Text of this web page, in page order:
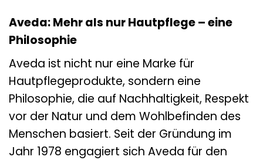
Aveda: Mehr als nur Hautpflege – eine
Philosophie
Aveda ist nicht nur eine Marke für
Hautpflegeprodukte, sondern eine
Philosophie, die auf Nachhaltigkeit, Respekt
vor der Natur und dem Wohlbefinden des
Menschen basiert. Seit der Gründung im
Jahr 1978 engagiert sich Aveda für den